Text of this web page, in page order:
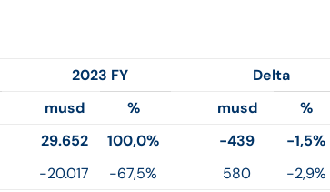
2023 FY
Delta
musd % musd
%
29.652 100,0% -439
-1,5%
-20.017 -67,5% 580
-2,9%